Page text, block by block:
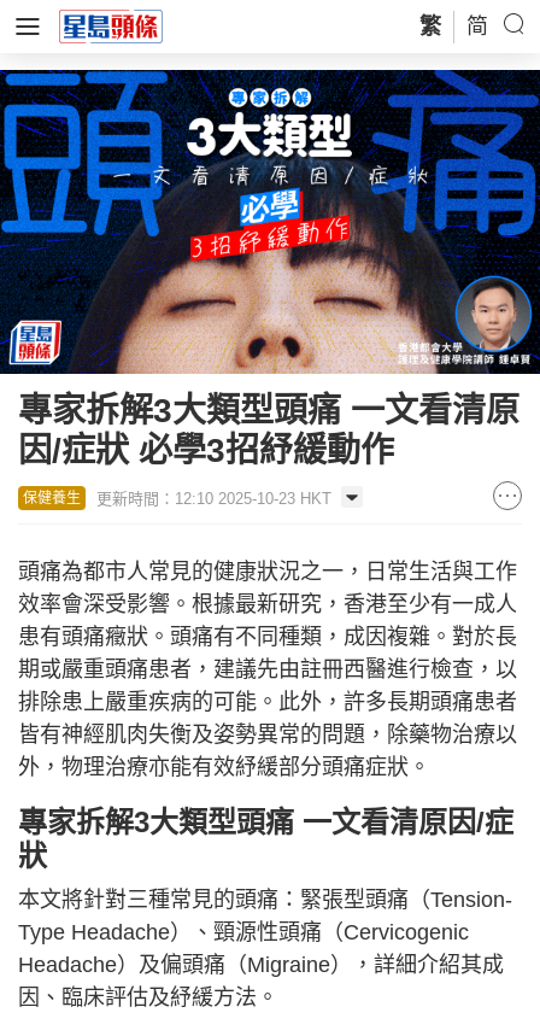
繁 简
專家拆解3大類型頭痛 一文看清原
因/症狀 必學3招紓緩動作
保健養生 更新時間：12:10 2025-10-23 HKT
頭痛為都市人常見的健康狀況之一，日常生活與工作
效率會深受影響。根據最新研究，香港至少有一成人
患有頭痛癥狀。頭痛有不同種類，成因複雜。對於長
期或嚴重頭痛患者，建議先由註冊西醫進行檢查，以
排除患上嚴重疾病的可能。此外，許多長期頭痛患者
皆有神經肌肉失衡及姿勢異常的問題，除藥物治療以
外，物理治療亦能有效紓緩部分頭痛症狀。
專家拆解3大類型頭痛 一文看清原因/症
狀
本文將針對三種常見的頭痛：緊張型頭痛（Tension-
Type Headache）、頸源性頭痛（Cervicogenic
Headache）及偏頭痛（Migraine），詳細介紹其成
因、臨床評估及紓緩方法。